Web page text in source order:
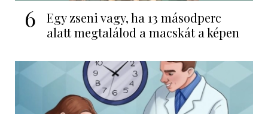
6
Egy zseni vagy, ha 13 másodperc
alatt megtalálod a macskát a képen